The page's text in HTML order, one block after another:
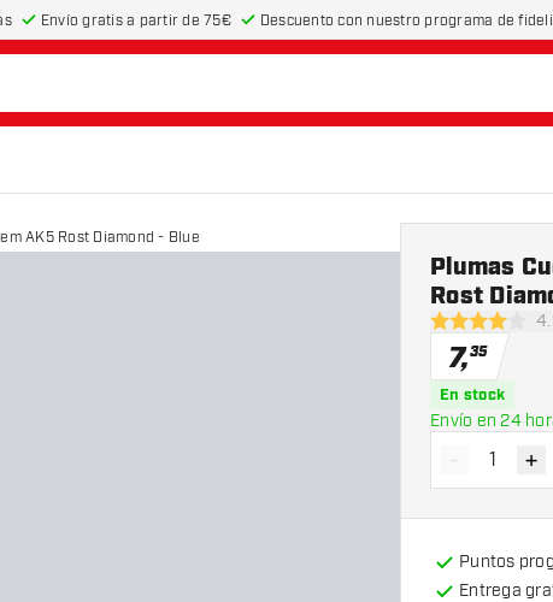
Envío gratis a partir de 75€ Descuento con nuestro programa de
AK5 Rost Diamond - Blue
4 estrellas de
Plumas
Rost
7,35
En stock
Envío en 24
Disminuir
- +
Puntos
Entrega